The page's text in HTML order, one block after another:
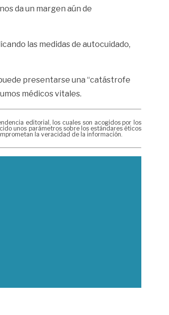
da un margen aún de
las medidas de autocuidado,
presentarse una “catástrofe
médicos vitales.
editorial, los cuales son acogidos por los
unos parámetros sobre los estándares éticos
la veracidad de la información.